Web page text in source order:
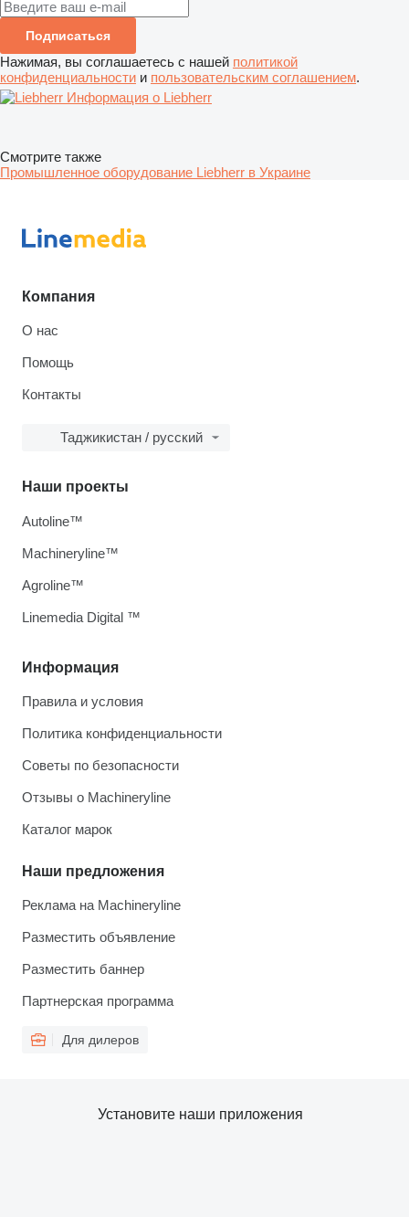
Подписаться
Нажимая, вы соглашаетесь с нашей политикой
конфиденциальности и пользовательским соглашением.
Информация о Liebherr
Смотрите также
Промышленное оборудование Liebherr в Украине
Компания
О нас
Помощь
Контакты
Таджикистан / русский
Информация
Правила и условия
Политика конфиденциальности
Советы по безопасности
Отзывы о Machineryline
Каталог марок
Наши предложения
Реклама на Machineryline
Разместить объявление
Разместить баннер
Партнерская программа
Для дилеров
Наши проекты
Autoline™
Machineryline™
Agroline™
Linemedia Digital ™
Установите наши приложения